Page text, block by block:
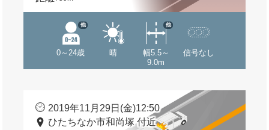
0～24歳
他
晴
幅5.5～
9.0m
他
信号なし
2019年11月29日(金)12:50
ひたちなか市和尚塚 付近